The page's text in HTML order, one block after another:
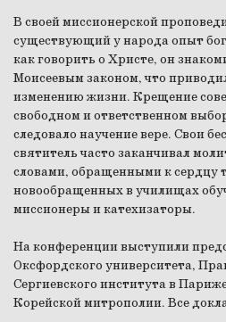
В своей миссионерской
существующий у народа опыт
как говорить о Христе, он
Моисеевым законом, что
изменению жизни. Крещение
свободном и ответственном
следовало научение вере. Свои
святитель часто заканчивал
словами, обращенными к сердцу
новообращенных в училищах
миссионеры и катехизаторы.
На конференции выступили
Оксфордского университета,
Сергиевского института в
Корейской митрополии. Все